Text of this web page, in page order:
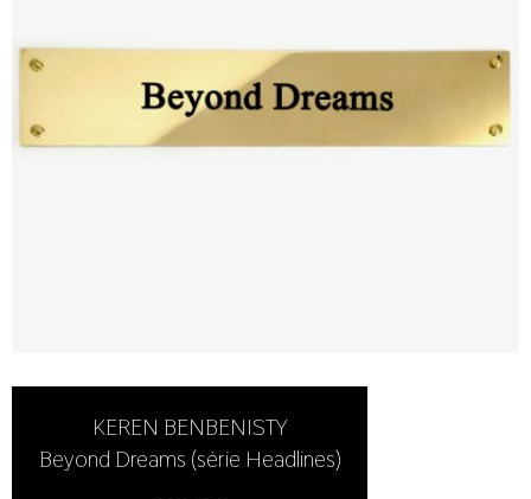
KEREN BENBENISTY
Beyond Dreams (série Headlines)